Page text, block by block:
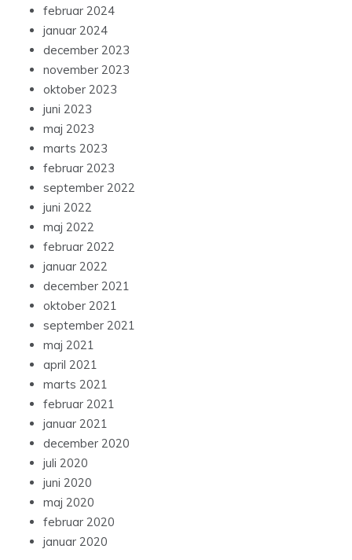
februar 2024
januar 2024
december 2023
november 2023
oktober 2023
juni 2023
maj 2023
marts 2023
februar 2023
september 2022
juni 2022
maj 2022
februar 2022
januar 2022
december 2021
oktober 2021
september 2021
maj 2021
april 2021
marts 2021
februar 2021
januar 2021
december 2020
juli 2020
juni 2020
maj 2020
februar 2020
januar 2020